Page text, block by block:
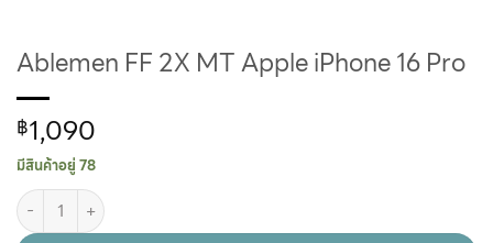
Ablemen FF 2X MT Apple iPhone 16 Pro
฿1,090
มีสินค้าอยู่ 78